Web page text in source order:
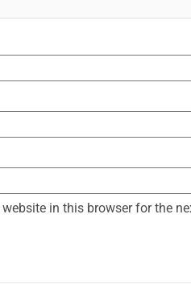
in this browser for the